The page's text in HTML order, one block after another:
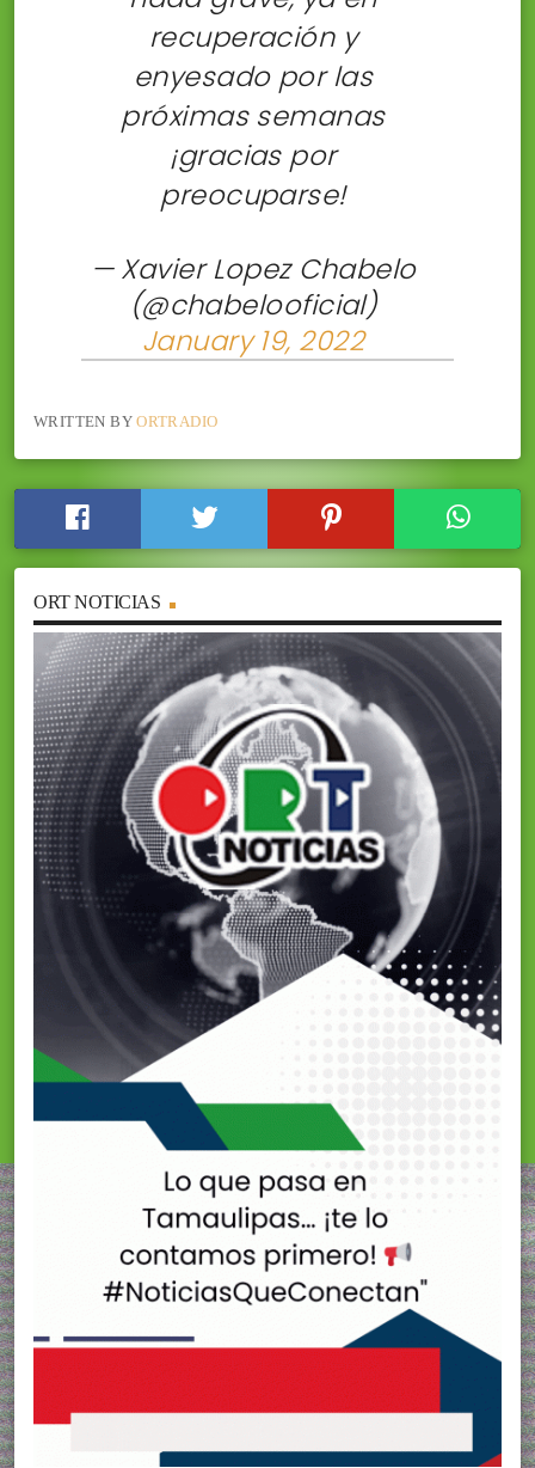
recuperación y
enyesado por las
próximas semanas
¡gracias por
preocuparse!
— Xavier Lopez Chabelo
(@chabelooficial)
January 19, 2022
WRITTEN BYORTRADIO
ORT NOTICIAS